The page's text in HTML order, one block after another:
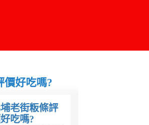
價好吃嗎?
老街粄條評
吃嗎?